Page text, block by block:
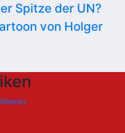
Spitze der UN?
von Holger